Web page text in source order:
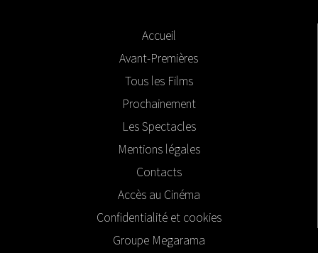
Accueil
Avant-Premières
Tous les Films
Prochainement
Les Spectacles
Mentions légales
Contacts
Accès au Cinéma
Confidentialité et cookies
Groupe Megarama